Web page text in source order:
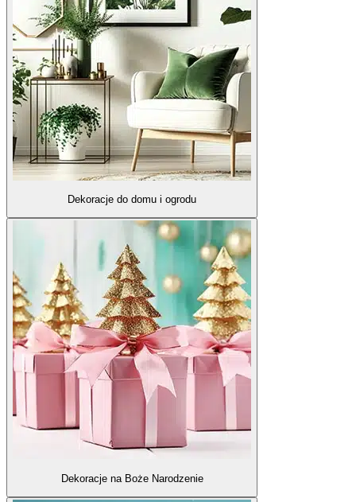
Dekoracje do domu i ogrodu
Dekoracje na Boże Narodzenie